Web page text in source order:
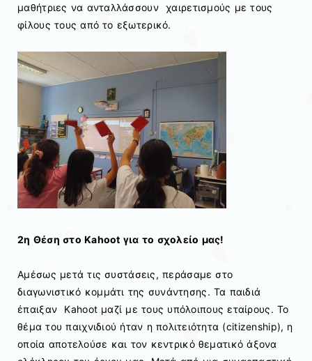
μαθήτριες να ανταλλάσσουν χαιρετισμούς με τους
φίλους τους από το εξωτερικό.
2η Θέση στο Kahoot για το σχολείο μας!
Αμέσως μετά τις συστάσεις, περάσαμε στο
διαγωνιστικό κομμάτι της συνάντησης. Τα παιδιά
έπαιξαν Kahoot μαζί με τους υπόλοιπους εταίρους. Το
θέμα του παιχνιδιού ήταν η πολιτειότητα (citizenship), η
οποία αποτελούσε και τον κεντρικό θεματικό άξονα